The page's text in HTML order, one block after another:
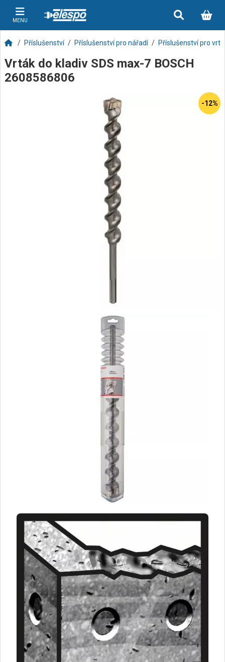
MENU
Příslušenství Příslušenství pro nářadí Příslušenství pro
Vrták do kladiv SDS max-7 BOSCH
2608586806
-12%